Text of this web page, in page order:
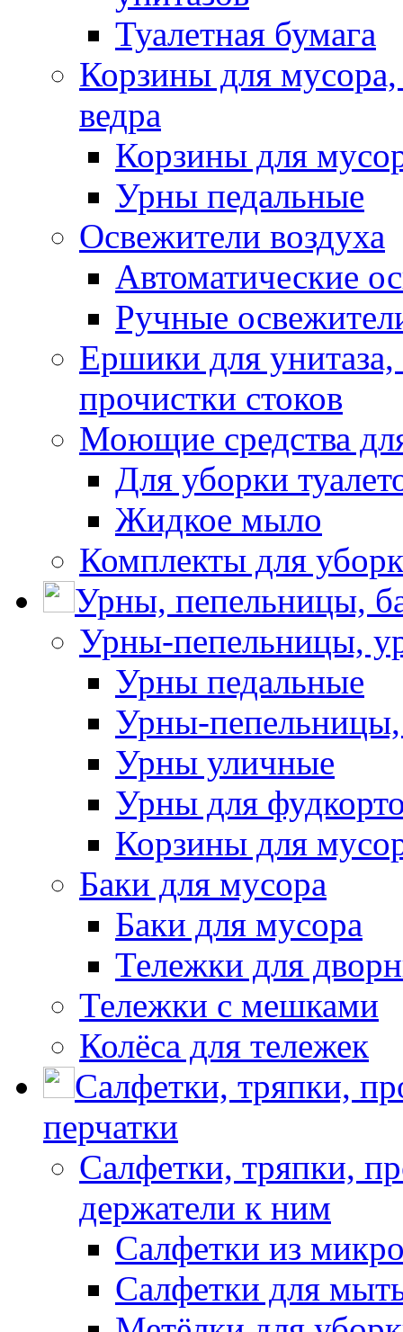
Туалетная бумага
Корзины для
ведра
Корзины для
Урны педальные
Освежители воздуха
Автоматические
Ручные
Ершики для
прочистки стоков
Моющие средства
Для уборки
Жидкое мыло
Комплекты для
Урны, пепельницы,
Урны-пепельницы,
Урны педальные
Урны-
Урны уличные
Урны для
Корзины для
Баки для мусора
Баки для мусора
Тележки для
Тележки с мешками
Колёса для тележек
Салфетки, тряпки,
перчатки
Салфетки, тряпки,
держатели к ним
Салфетки из
Салфетки для